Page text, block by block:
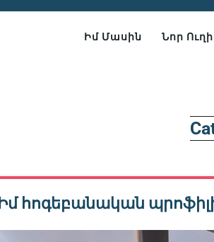
Իմ Մասին Նոր Ուղի
Իմ հոգեբանական